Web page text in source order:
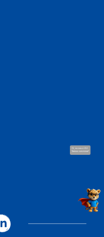
Oi, eu sou o UU.
Vamos conversar!